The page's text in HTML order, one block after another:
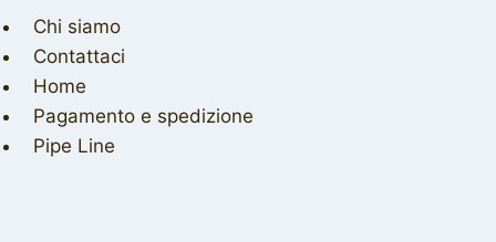
Chi siamo
Contattaci
Home
Pagamento e spedizione
Pipe Line